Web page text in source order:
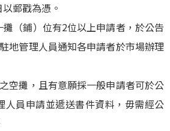
郵戳為憑。
攤（鋪）位有2位以上申請者，於公告
地管理人員通知各申請者於市場辦理
空攤，且有意願採一般申請者可於公
人員申請並遞送書件資料，毋需經公